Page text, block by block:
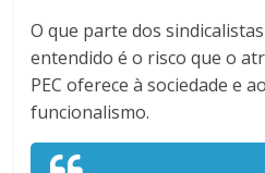
O que parte dos
entendido é o risco que o
PEC oferece à sociedade e
funcionalismo.